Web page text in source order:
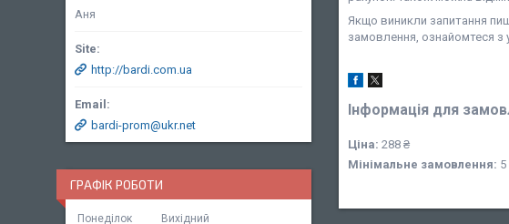
Якщо виникли запитання
замовлення, ознайомтеся з
Інформація для
Ціна: 288 ₴
Мінімальне замовлення: 5
Аня
http://bardi.com.ua
bardi-prom@ukr.net
ГРАФІК РОБОТИ
Понеділок Вихідний